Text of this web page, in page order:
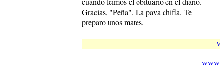
Gracias, "Peña". La pava chifla. Te
preparo unos mates.